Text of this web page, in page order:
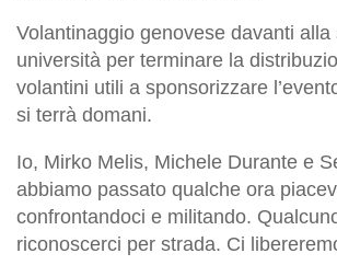
Volantinaggio genovese davanti alla
università per terminare la
volantini utili a sponsorizzare
si terrà domani.
Io, Mirko Melis, Michele Durante e
abbiamo passato qualche ora
confrontandoci e militando.
riconoscerci per strada. Ci